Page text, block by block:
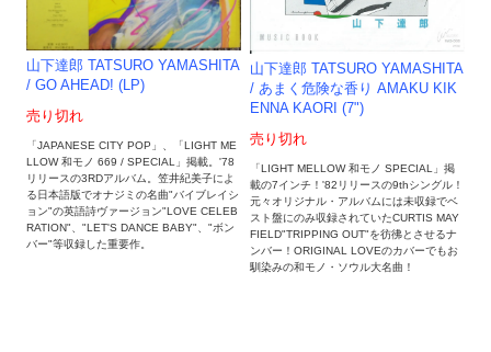
山下達郎 TATSURO YAMASHITA
/ GO AHEAD! (LP)
売り切れ
「JAPANESE CITY POP」、「LIGHT ME
LLOW 和モノ 669 / SPECIAL」掲載。'78
リリースの3RDアルバム。笠井紀美子によ
る日本語版でオナジミの名曲"バイブレイシ
ョン"の英語詩ヴァージョン"LOVE CELEB
RATION"、"LET'S DANCE BABY"、"ボン
バー"等収録した重要作。
山下達郎 TATSURO YAMASHITA
/ あまく危険な香り AMAKU KIK
ENNA KAORI (7")
売り切れ
「LIGHT MELLOW 和モノ SPECIAL」掲
載の7インチ！'82リリースの9thシングル！
元々オリジナル・アルバムには未収録でベ
スト盤にのみ収録されていたCURTIS MAY
FIELD"TRIPPING OUT"を彷彿とさせるナ
ンバー！ORIGINAL LOVEのカバーでもお
馴染みの和モノ・ソウル大名曲！